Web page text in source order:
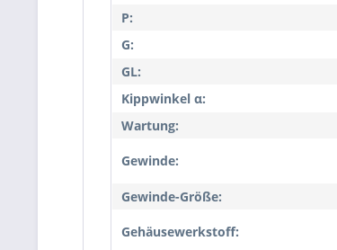
P:
G:
GL:
Kippwinkel α:
Wartung:
Gewinde:
Gewinde-Größe:
Gehäusewerkstoff: